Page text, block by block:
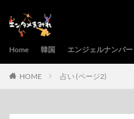
Home 韓国 エンジェルナンバー
HOME 占い (ページ2)